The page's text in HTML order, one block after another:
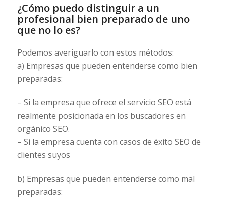
¿Cómo puedo distinguir a un
profesional bien preparado de uno
que no lo es?
Podemos averiguarlo con estos métodos:
a) Empresas que pueden entenderse como bien
preparadas:
– Si la empresa que ofrece el servicio SEO está
realmente posicionada en los buscadores en
orgánico SEO.
– Si la empresa cuenta con casos de éxito SEO de
clientes suyos
b) Empresas que pueden entenderse como mal
preparadas: